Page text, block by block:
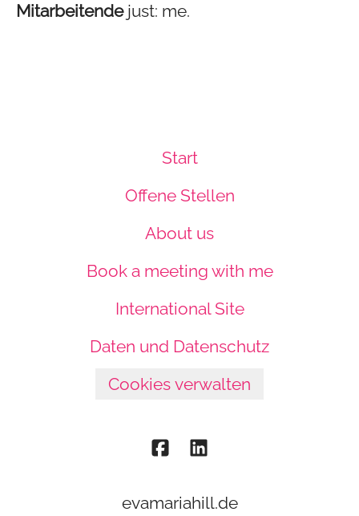
Mitarbeitende just: me.
Start
Offene Stellen
About us
Book a meeting with me
International Site
Daten und Datenschutz
Cookies verwalten
evamariahill.de